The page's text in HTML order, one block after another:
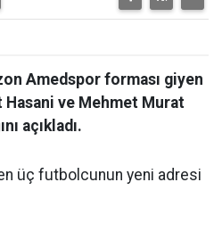
Amedspor forması giyen
ve Mehmet Murat
açıkladı.
üç futbolcunun yeni adresi